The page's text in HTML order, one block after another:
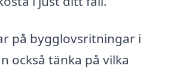
på bygglovsritningar i
också tänka på vilka